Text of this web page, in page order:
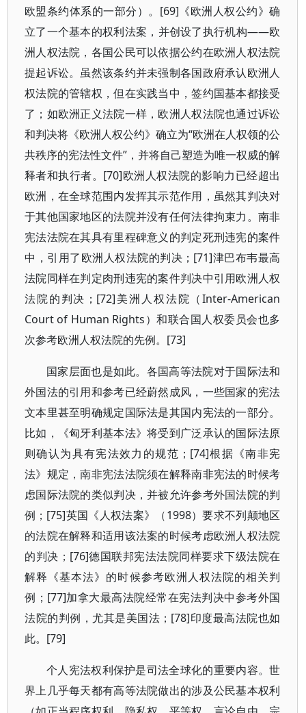
欧盟条约体系的一部分）。[69]《欧洲人权公约》确
立了一个基本的权利法案，并创设了执行机构——欧
洲人权法院，各国公民可以依据公约在欧洲人权法院
提起诉讼。虽然该条约并未强制各国政府承认欧洲人
权法院的管辖权，但在实践当中，签约国基本都接受
了；如欧洲正义法院一样，欧洲人权法院也通过诉讼
和判决将《欧洲人权公约》确立为“欧洲在人权领的公
共秩序的宪法性文件”，并将自己塑造为唯一权威的解
释者和执行者。[70]欧洲人权法院的影响力已经超出
欧洲，在全球范围内发挥其示范作用，虽然其判决对
于其他国家地区的法院并没有任何法律拘束力。南非
宪法法院在其具有里程碑意义的判定死刑违宪的案件
中，引用了欧洲人权法院的判决；[71]津巴布韦最高
法院同样在判定肉刑违宪的案件判决中引用欧洲人权
法院的判决；[72]美洲人权法院（Inter-American
Court of Human Rights）和联合国人权委员会也多
次参考欧洲人权法院的先例。[73]
国家层面也是如此。各国高等法院对于国际法和
外国法的引用和参考已经蔚然成风，一些国家的宪法
文本里甚至明确规定国际法是其国内宪法的一部分。
比如，《匈牙利基本法》将受到广泛承认的国际法原
则确认为具有宪法效力的规范；[74]根据《南非宪
法》规定，南非宪法法院须在解释南非宪法的时候考
虑国际法院的类似判决，并被允许参考外国法院的判
例；[75]英国《人权法案》（1998）要求不列颠地区
的法院在解释和适用该法案的时候考虑欧洲人权法院
的判决；[76]德国联邦宪法法院同样要求下级法院在
解释《基本法》的时候参考欧洲人权法院的相关判
例；[77]加拿大最高法院经常在宪法判决中参考外国
法院的判例，尤其是美国法；[78]印度最高法院也如
此。[79]
个人宪法权利保护是司法全球化的重要内容。世
界上几乎每天都有高等法院做出的涉及公民基本权利